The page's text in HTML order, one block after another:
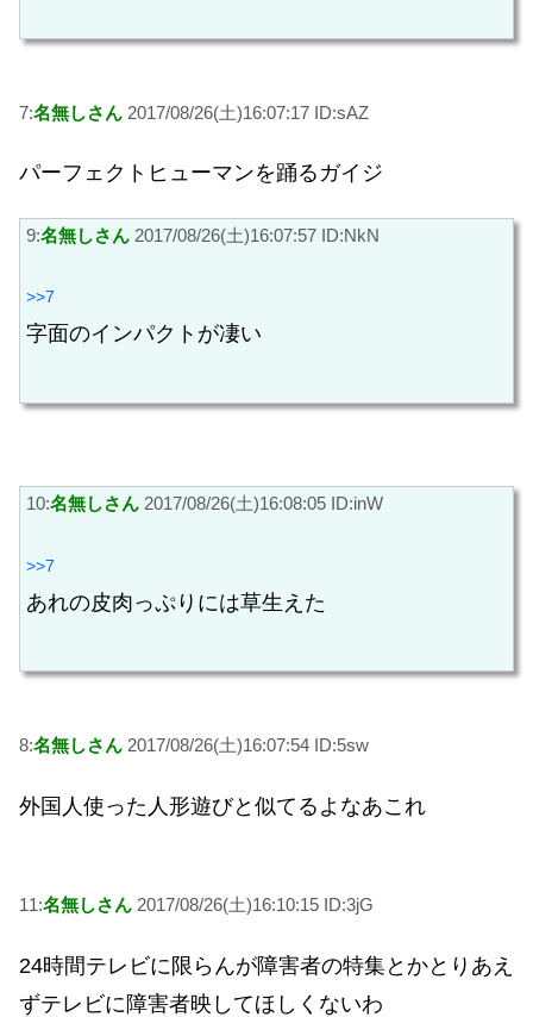
7:名無しさん 2017/08/26(土)16:07:17 ID:sAZ
パーフェクトヒューマンを踊るガイジ
9:名無しさん 2017/08/26(土)16:07:57 ID:NkN
>>7
字面のインパクトが凄い
10:名無しさん 2017/08/26(土)16:08:05 ID:inW
>>7
あれの皮肉っぷりには草生えた
8:名無しさん 2017/08/26(土)16:07:54 ID:5sw
外国人使った人形遊びと似てるよなあこれ
11:名無しさん 2017/08/26(土)16:10:15 ID:3jG
24時間テレビに限らんが障害者の特集とかとりあえ
ずテレビに障害者映してほしくないわ